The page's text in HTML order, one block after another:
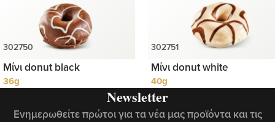
Μίνι donut black
36g
Μίνι donut white
40g
Newsletter
Ενημερωθείτε πρώτοι για τα νέα μας προϊόντα και τις